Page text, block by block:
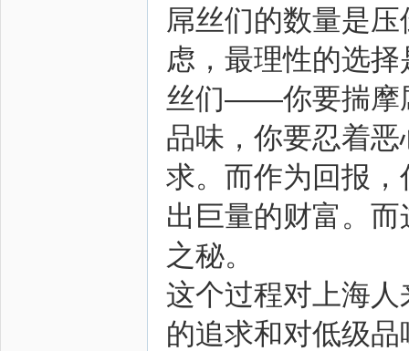
屌丝们的数量是
虑，最理性的选
丝们——你要揣摩
品味，你要忍着
求。而作为回报
出巨量的财富。
之秘。
这个过程对上海
的追求和对低级